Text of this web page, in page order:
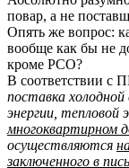
повар, а не
Опять же вопрос:
вообще как бы не
кроме РСО?
В соответствии с
поставка холодной
энергии, тепловой
многоквартирном
осуществляются
заключенного в